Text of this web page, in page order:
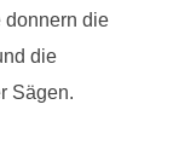
donnern die
die
Sägen.